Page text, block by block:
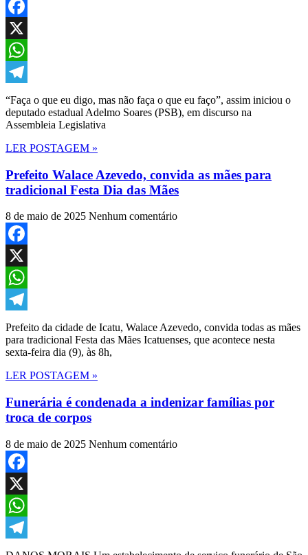
Facebook
X
WhatsApp
Telegram
“Faça o que eu digo, mas não faça o que eu faço”, assim iniciou o
deputado estadual Adelmo Soares (PSB), em discurso na
Assembleia Legislativa
LER POSTAGEM »
Prefeito Walace Azevedo, convida as mães para
tradicional Festa Dia das Mães
8 de maio de 2025 Nenhum comentário
Facebook
X
WhatsApp
Telegram
Prefeito da cidade de Icatu, Walace Azevedo, convida todas as mães
para tradicional Festa das Mães Icatuenses, que acontece nesta
sexta-feira dia (9), às 8h,
LER POSTAGEM »
Funerária é condenada a indenizar famílias por
troca de corpos
8 de maio de 2025 Nenhum comentário
Facebook
X
WhatsApp
Telegram